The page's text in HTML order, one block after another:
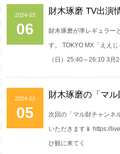
2024-03
06
財木琢磨 TV出演
財木琢磨が準レギュラー
す。 TOKYO MX「ええ
（日）25:40～26:10 3
2024-03
05
財木琢磨の「マ
次回の「マル財チャンネ
いただきます📱 https://
ひ観に来てく